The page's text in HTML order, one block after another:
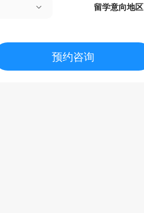
留学意向地区
预约咨询